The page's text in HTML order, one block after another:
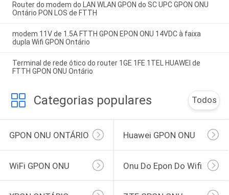
Router do modem do LAN WLAN GPON do SC UPC GPON ONU
Ontário PON LOS de FTTH
modem 11V de 1.5A FTTH GPON EPON ONU 14VDC à faixa
dupla Wifi GPON Ontário
Terminal de rede ótico do router 1GE 1FE 1TEL HUAWEI de
FTTH GPON ONU Ontário
Categorias populares Todos
GPON ONU ONTÁRIO Huawei GPON ONU
WiFi GPON ONU Onu Do Epon Do Wifi